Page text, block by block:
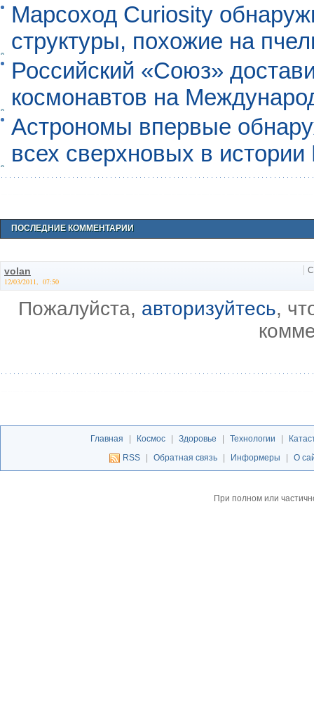
Марсоход Curiosity
структуры, похожие на
Российский «Союз»
космонавтов на
Астрономы впервые
всех сверхновых в
ПОСЛЕДНИЕ КОММЕНТАРИИ
volan
12/03/2011, 07:50
Пожалуйста, авторизуйтесь,
Главная | Космос | Здоровье | Технологии |
RSS
| Обратная связь | Информеры | О
При полном или